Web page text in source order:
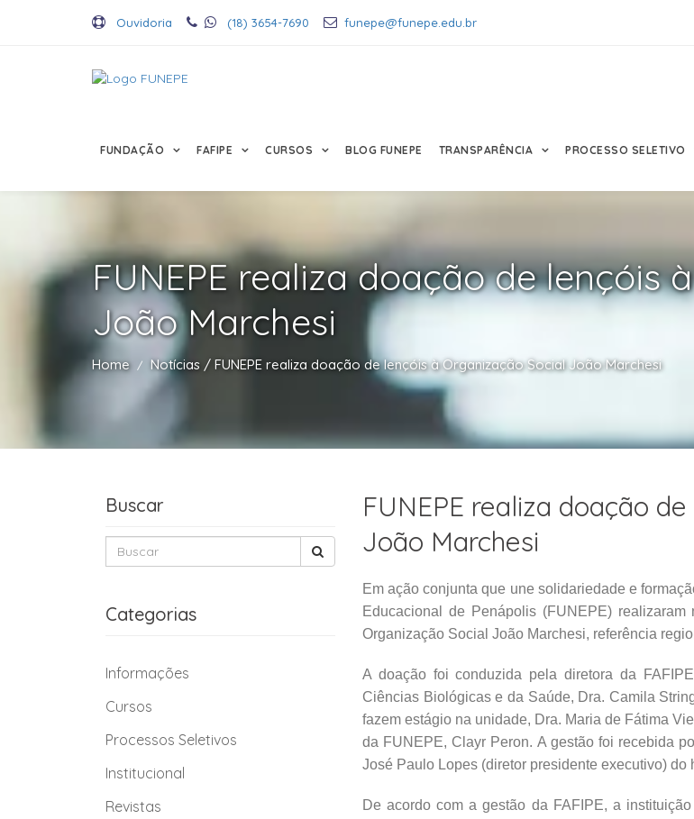
Ouvidoria (18) 3654-7690 funepe@funepe.edu.br
FUNDAÇÃO FAFIPE CURSOS BLOG FUNEPE TRANSPARÊNCIA PROCESSO SELETIVO
FUNEPE realiza doação de lençóis
João Marchesi
Home Notícias / FUNEPE realiza doação de lençóis à Organização Social João Marchesi
Buscar
Categorias
Informações
Cursos
Processos Seletivos
Institucional
Revistas
FUNEPE realiza doação
João Marchesi
Em ação conjunta que une solidariedade e
Educacional de Penápolis (FUNEPE)
Organização Social João Marchesi, referência
A doação foi conduzida pela diretora da
Ciências Biológicas e da Saúde, Dra. Camila
fazem estágio na unidade, Dra. Maria de Fátima
da FUNEPE, Clayr Peron. A gestão foi recebida
José Paulo Lopes (diretor presidente executivo) do
De acordo com a gestão da FAFIPE, a